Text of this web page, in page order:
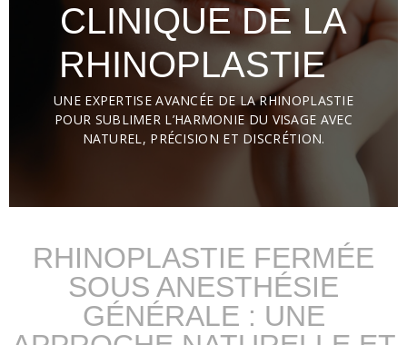
CLINIQUE DE LA
RHINOPLASTIE
UNE EXPERTISE AVANCÉE DE LA RHINOPLASTIE
POUR SUBLIMER L’HARMONIE DU VISAGE AVEC
NATUREL, PRÉCISION ET DISCRÉTION.
RHINOPLASTIE FERMÉE
SOUS ANESTHÉSIE
GÉNÉRALE : UNE